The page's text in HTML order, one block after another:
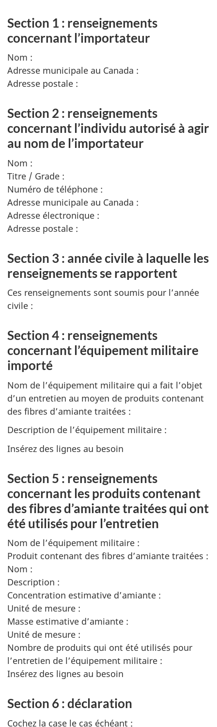
Section 1 : renseignements
concernant l’importateur
Nom :
Adresse municipale au Canada :
Adresse postale :
Section 2 : renseignements
concernant l’individu autorisé à agir
au nom de l’importateur
Nom :
Titre / Grade :
Numéro de téléphone :
Adresse municipale au Canada :
Adresse électronique :
Adresse postale :
Section 3 : année civile à laquelle les
renseignements se rapportent
Ces renseignements sont soumis pour l’année
civile :
Section 4 : renseignements
concernant l’équipement militaire
importé
Nom de l’équipement militaire qui a fait l’objet
d’un entretien au moyen de produits contenant
des fibres d’amiante traitées :
Description de l’équipement militaire :
Insérez des lignes au besoin
Section 5 : renseignements
concernant les produits contenant
des fibres d’amiante traitées qui ont
été utilisés pour l’entretien
Nom de l’équipement militaire :
Produit contenant des fibres d’amiante traitées :
Nom :
Description :
Concentration estimative d’amiante :
Unité de mesure :
Masse estimative d’amiante :
Unité de mesure :
Nombre de produits qui ont été utilisés pour
l’entretien de l’équipement militaire :
Insérez des lignes au besoin
Section 6 : déclaration
Cochez la case le cas échéant :